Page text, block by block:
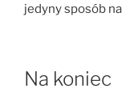
jedyny sposób
Na koniec